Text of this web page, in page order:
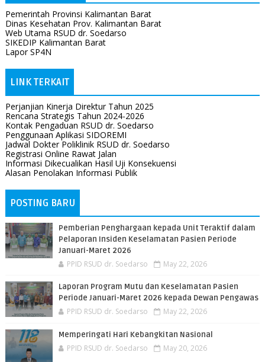
Pemerintah Provinsi Kalimantan Barat
Dinas Kesehatan Prov. Kalimantan Barat
Web Utama RSUD dr. Soedarso
SIKEDIP Kalimantan Barat
Lapor SP4N
LINK TERKAIT
Perjanjian Kinerja Direktur Tahun 2025
Rencana Strategis Tahun 2024-2026
Kontak Pengaduan RSUD dr. Soedarso
Penggunaan Aplikasi SIDOREMI
Jadwal Dokter Poliklinik RSUD dr. Soedarso
Registrasi Online Rawat Jalan
Informasi Dikecualikan Hasil Uji Konsekuensi
Alasan Penolakan Informasi Publik
POSTING BARU
Pemberian Penghargaan kepada Unit Teraktif dalam
Pelaporan Insiden Keselamatan Pasien Periode
Januari-Maret 2026
PPID RSUD dr. Soedarso May 22, 2026
Laporan Program Mutu dan Keselamatan Pasien
Periode Januari-Maret 2026 kepada Dewan Pengawas
PPID RSUD dr. Soedarso May 22, 2026
Memperingati Hari Kebangkitan Nasional
PPID RSUD dr. Soedarso May 20, 2026